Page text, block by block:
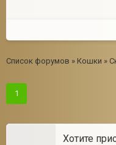
Список форумов » Кошки »
1
Хотите